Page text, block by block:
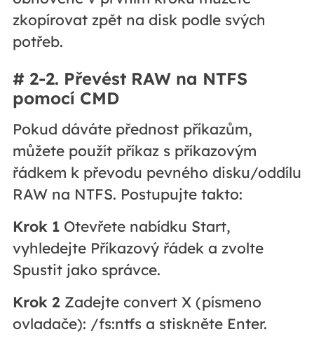
zkopírovat zpět na disk podle svých
potřeb.
# 2-2. Převést RAW na NTFS
pomocí CMD
Pokud dáváte přednost příkazům,
můžete použít příkaz s příkazovým
řádkem k převodu pevného disku/oddílu
RAW na NTFS. Postupujte takto:
Krok 1Otevřete nabídku Start,
vyhledejte Příkazový řádek a zvolte
Spustit jako správce.
Krok 2Zadejte convert X (písmeno
ovladače): /fs:ntfs a stiskněte Enter.